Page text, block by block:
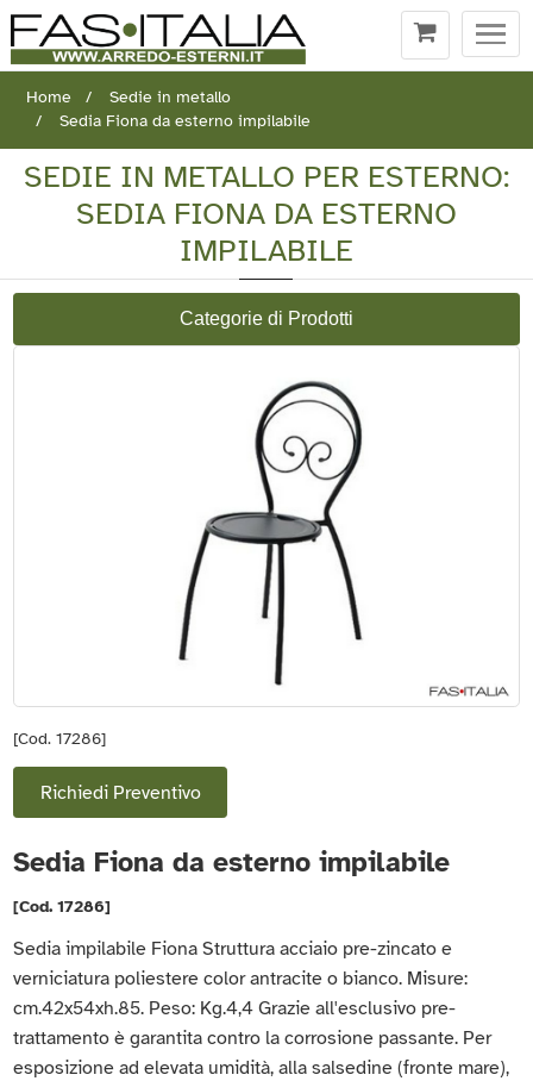
Home
Sedie in metallo
Sedia Fiona da esterno impilabile
SEDIE IN METALLO PER ESTERNO:
SEDIA FIONA DA ESTERNO
IMPILABILE
Categorie di Prodotti
[Cod. 17286]
Richiedi Preventivo
Sedia Fiona da esterno impilabile
[Cod. 17286]
Sedia impilabile Fiona Struttura acciaio pre-zincato e
verniciatura poliestere color antracite o bianco. Misure:
cm.42x54xh.85. Peso: Kg.4,4 Grazie all'esclusivo pre-
trattamento è garantita contro la corrosione passante. Per
esposizione ad elevata umidità, alla salsedine (fronte mare),